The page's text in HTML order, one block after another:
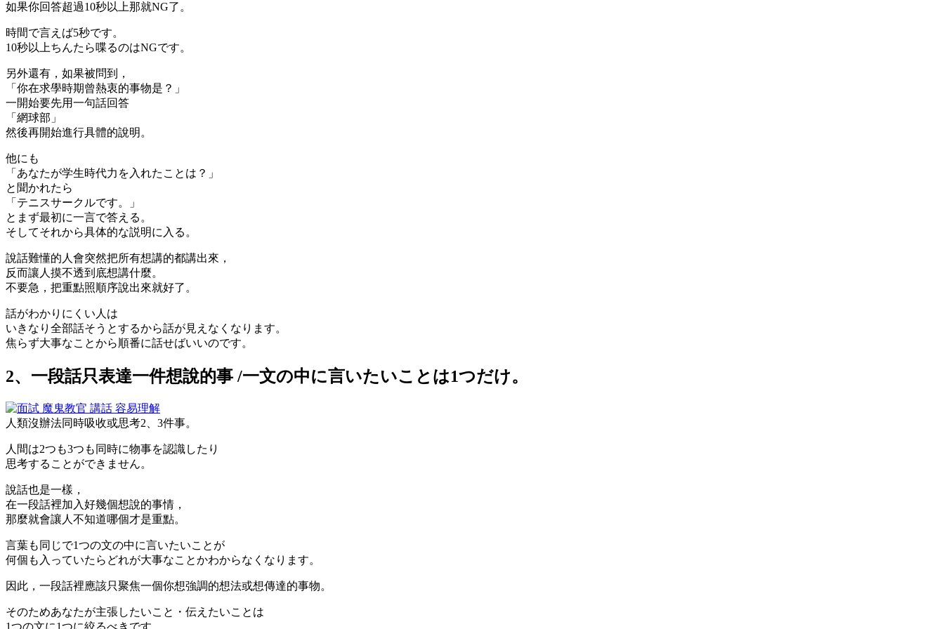
如果你回答超過10秒以上那就NG了。
時間で言えば5秒です。
10秒以上ちんたら喋るのはNGです。
另外還有，如果被問到，
「你在求學時期曾熱衷的事物是？」
一開始要先用一句話回答
「網球部」
然後再開始進行具體的說明。
他にも
「あなたが学生時代力を入れたことは？」
と聞かれたら
「テニスサークルです。」
とまず最初に一言で答える。
そしてそれから具体的な説明に入る。
說話難懂的人會突然把所有想講的都講出來，
反而讓人摸不透到底想講什麼。
不要急，把重點照順序說出來就好了 。
話がわかりにくい人は
いきなり全部話そうとするから話が見えなくなります。
焦らず大事なことから順番に話せばいいのです。
2、一段話只表達一件想說的事 /一文の中に言いたいことは1つだけ。
人類沒辦法同時吸收或思考2、3件事。
人間は2つも3つも同時に物事を認識したり
思考することができません。
說話也是一樣，
在一段話裡加入好幾個想說的事情，
那麼就會讓人不知道哪個才是重點。
言葉も同じで1つの文の中に言いたいことが
何個も入っていたらどれが大事なことかわからなくなります。
因此，一段話裡應該只聚焦一個你想強調的想法或想傳達的事物。
そのためあなたが主張したいこと・伝えたいことは
1つの文に1つに絞るべきです。